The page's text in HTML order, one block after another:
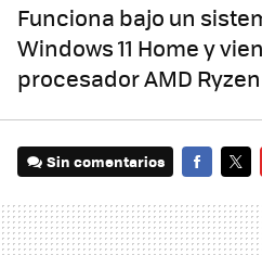
Funciona bajo un
Windows 11 Home y
procesador AMD
Sin comentarios